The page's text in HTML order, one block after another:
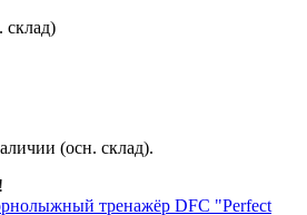
(осн. склад).